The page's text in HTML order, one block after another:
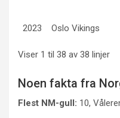
2023 Oslo Vikings
Viser 1 til 38 av 38 linjer
Noen fakta fra
Flest NM-gull: 10,